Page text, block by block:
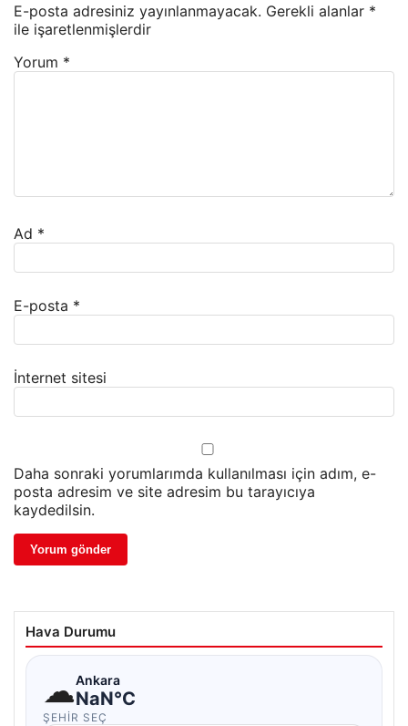
E-posta adresiniz yayınlanmayacak. Gerekli alanlar *
ile işaretlenmişlerdir
Yorum *
Ad *
E-posta *
İnternet sitesi
Daha sonraki yorumlarımda kullanılması için adım, e-
posta adresim ve site adresim bu tarayıcıya
kaydedilsin.
Hava Durumu
☁Ankara
NaN°C
ŞEHIR SEÇ